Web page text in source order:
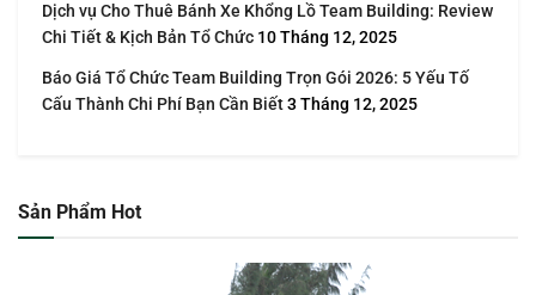
Dịch vụ Cho Thuê Bánh Xe Khổng Lồ Team Building: Review
Chi Tiết & Kịch Bản Tổ Chức 10 Tháng 12, 2025
Báo Giá Tổ Chức Team Building Trọn Gói 2026: 5 Yếu Tố
Cấu Thành Chi Phí Bạn Cần Biết3 Tháng 12, 2025
Sản Phẩm Hot